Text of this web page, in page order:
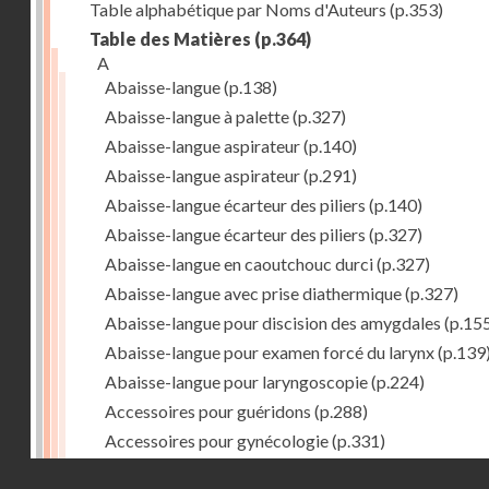
Table alphabétique par Noms d'Auteurs (p.353)
Table des Matières (p.364)
A
Abaisse-langue(p.138)
Abaisse-langue à palette(p.327)
Abaisse-langue aspirateur(p.140)
Abaisse-langue aspirateur(p.291)
Abaisse-langue écarteur des piliers (p.140)
Abaisse-langue écarteur des piliers (p.327)
Abaisse-langue en caoutchouc durci(p.327)
Abaisse-langue avec prise diathermique(p.327)
Abaisse-langue pour discision des amygdales
Abaisse-langue pour examen forcé du larynx
Abaisse-langue pour laryngoscopie(p.224)
Accessoires pour guéridons (p.288)
Accessoires pour gynécologie(p.331)